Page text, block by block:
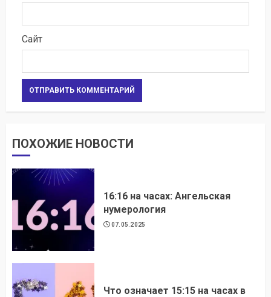
Сайт
ПОХОЖИЕ НОВОСТИ
16:16 на часах: Ангельская
нумерология
07.05.2025
Что означает 15:15 на часах в